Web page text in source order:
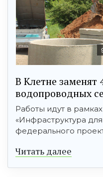
В Клетне заменят
водопроводных
Работы идут в
«Инфраструктура
федерального
Читать далее